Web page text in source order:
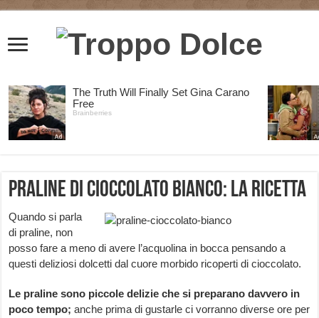
Praline di cioccolato bianco: la ricetta
Quando si parla
di praline, non
posso fare a meno di avere l’acquolina in bocca pensando a
questi deliziosi dolcetti dal cuore morbido ricoperti di cioccolato.
Le praline sono piccole delizie che si preparano davvero in
poco tempo; anche prima di gustarle ci vorranno diverse ore per